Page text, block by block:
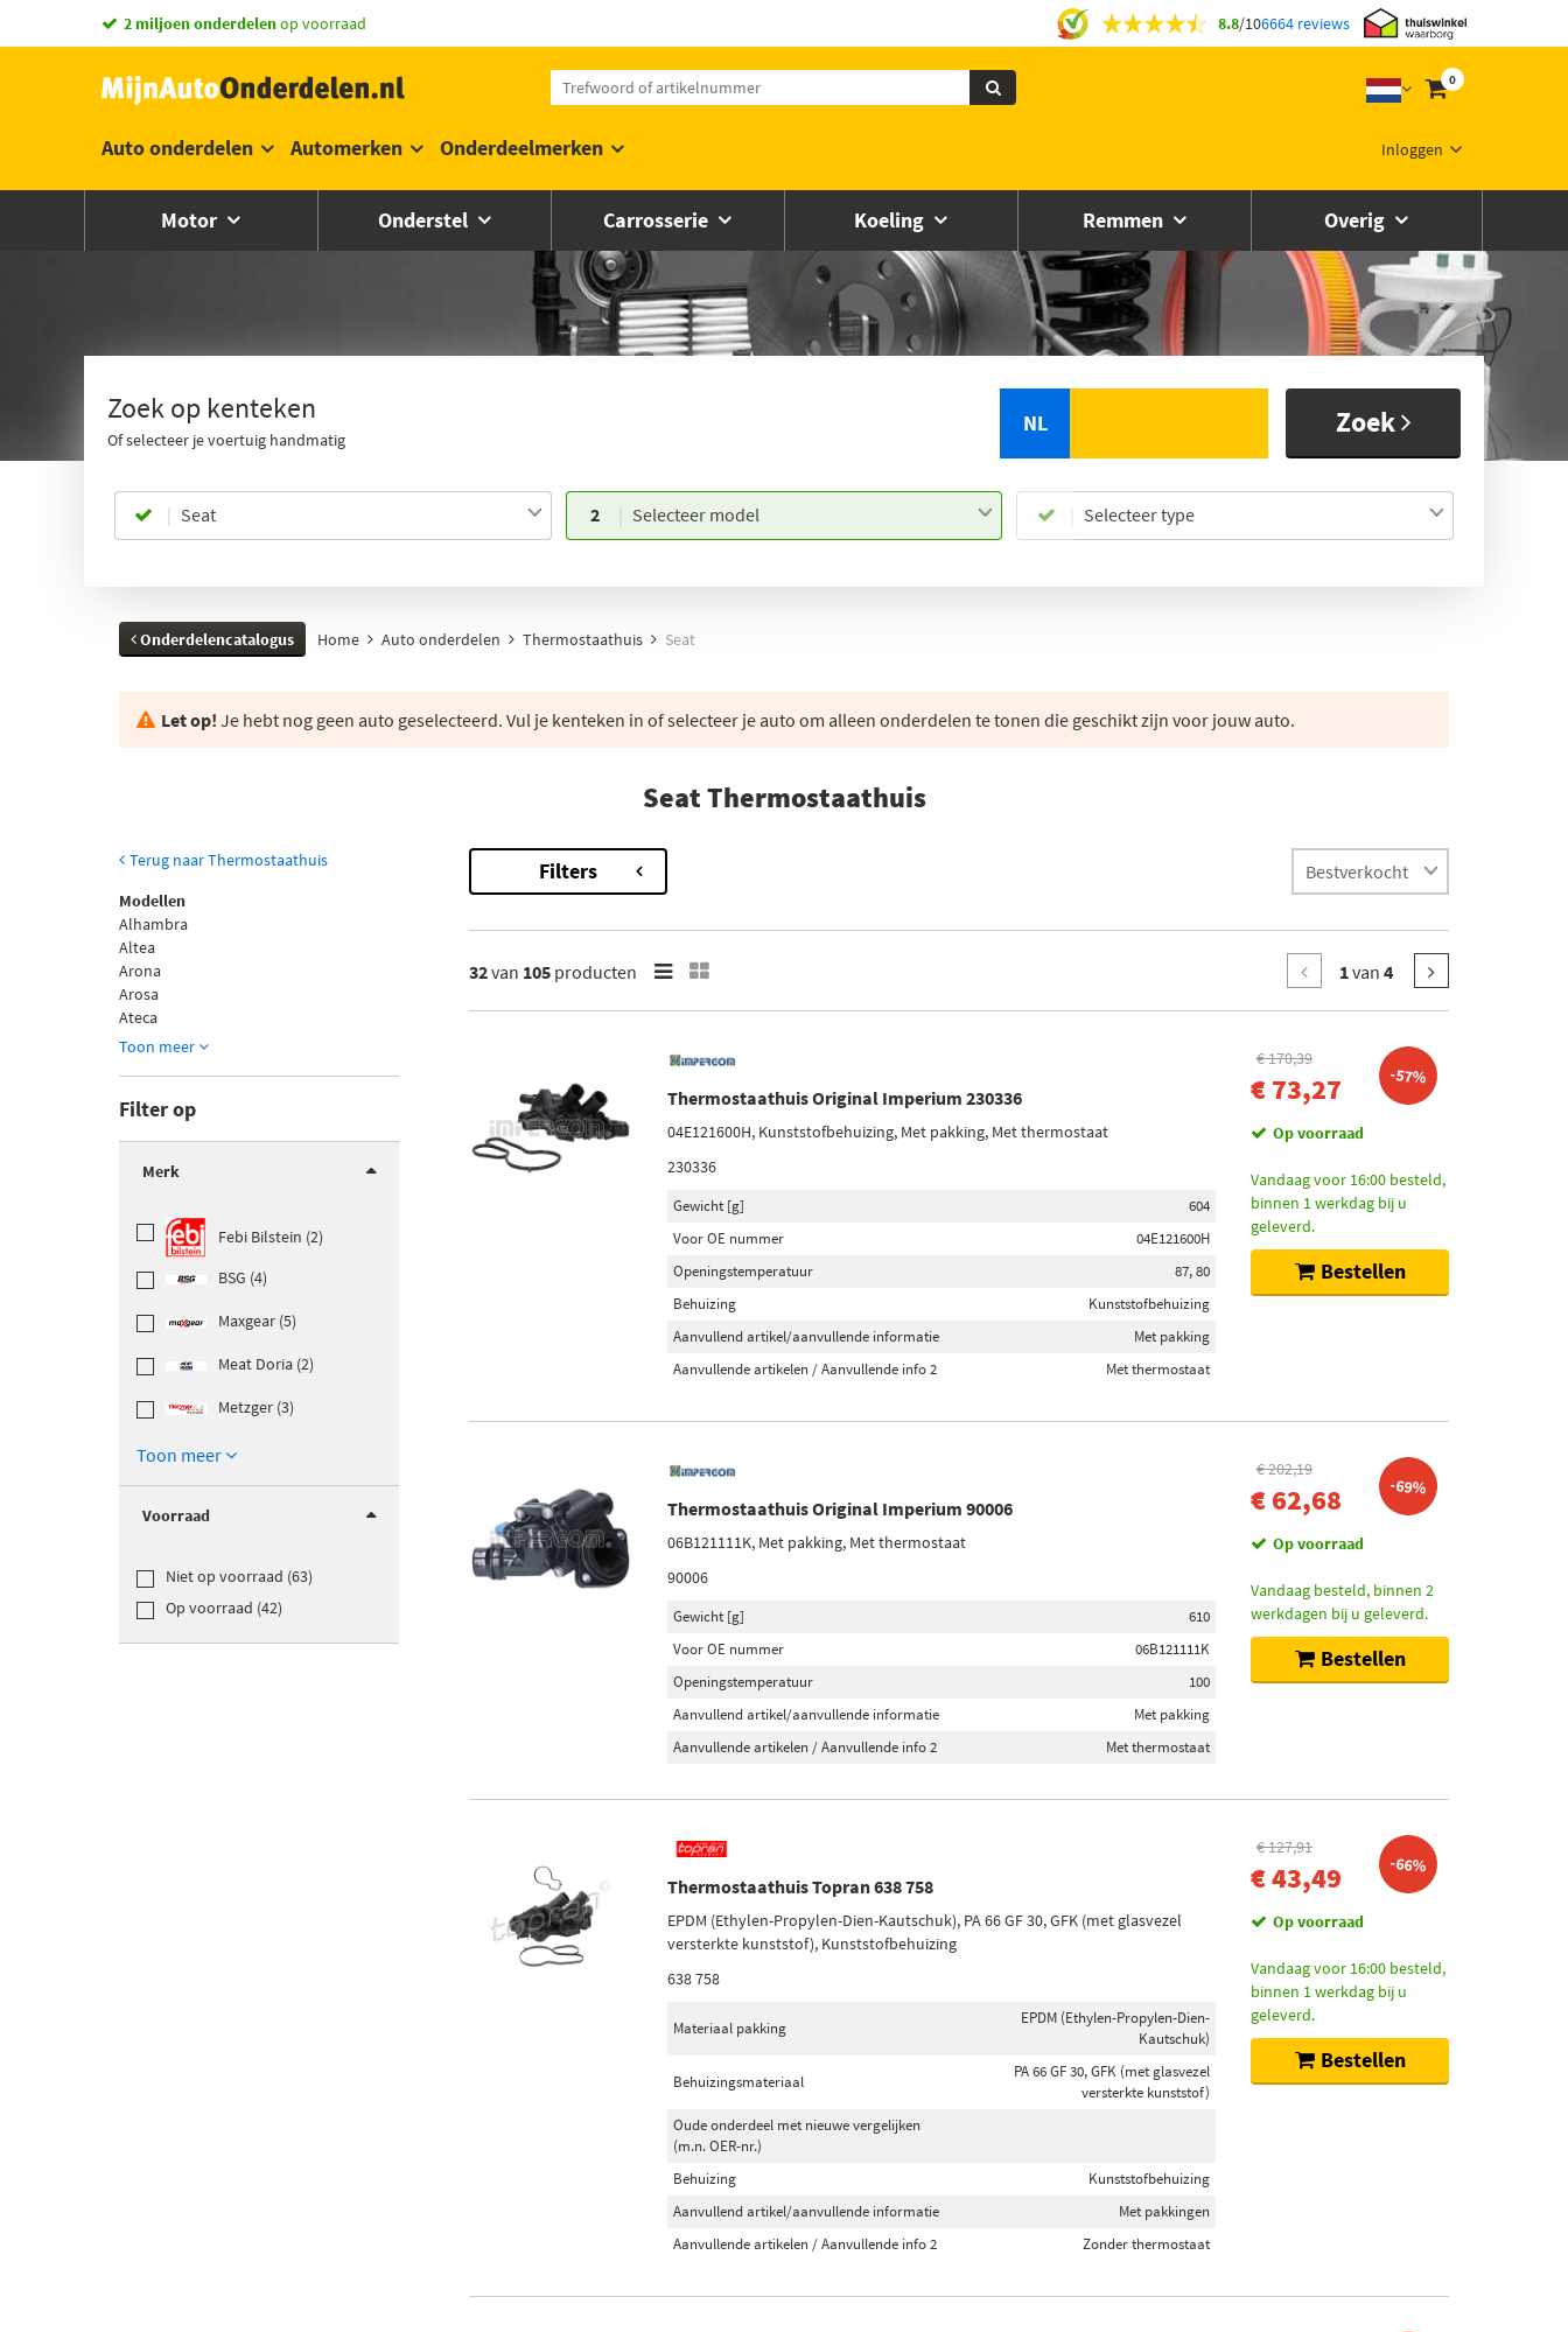
vandaag besteld,morgen in huis * 8.8/106664 reviews
0
Inloggen
Auto onderdelen Automerken Onderdeelmerken
Motor Onderstel Carrosserie Koeling Remmen Overig
Zoek op kenteken
Of selecteer je voertuig handmatig
NL Zoek
Seat 2 Selecteer model Selecteer type
Onderdelencatalogus Home Auto onderdelen Thermostaathuis Seat
Let op! Je hebt nog geen auto geselecteerd. Vul je kenteken in of selecteer je auto om alleen onderdelen te tonen die geschikt zijn voor jouw auto.
Seat Thermostaathuis
Terug naar Thermostaathuis
Modellen
Alhambra
Altea
Arona
Arosa
Ateca
Toon meer
Filter op
Merk
Febi Bilstein (2)
BSG (4)
Maxgear (5)
Meat Doria (2)
Metzger (3)
Toon meer
Voorraad
Niet op voorraad (63)
Op voorraad (42)
Filters
32van 105 producten 1van 4
Thermostaathuis Original Imperium 230336
04E121600H, Kunststofbehuizing, Met pakking, Met thermostaat
230336
Gewicht [g]
604
Voor OE nummer
04E121600H
Openingstemperatuur
87, 80
Behuizing
Kunststofbehuizing
Aanvullend artikel/aanvullende informatie
Met pakking
Aanvullende artikelen / Aanvullende info 2
Met thermostaat
€ 170,39
€ 73,27 -57%
Op voorraad
Vandaag voor 16:00 besteld,
binnen 1 werkdag bij u
geleverd.
Bestellen
Thermostaathuis Original Imperium 90006
06B121111K, Met pakking, Met thermostaat
90006
Gewicht [g]
610
Voor OE nummer
06B121111K
Openingstemperatuur
100
Aanvullend artikel/aanvullende informatie
Met pakking
Aanvullende artikelen / Aanvullende info 2
Met thermostaat
€ 202,19
€ 62,68 -69%
Op voorraad
Vandaag besteld, binnen 2
werkdagen bij u geleverd.
Bestellen
Thermostaathuis Topran 638 758
EPDM (Ethylen-Propylen-Dien-Kautschuk), PA 66 GF 30, GFK (met glasvezel
versterkte kunststof), Kunststofbehuizing
638 758
Materiaal pakking
EPDM (Ethylen-Propylen-Dien-
Kautschuk)
Behuizingsmateriaal
PA 66 GF 30, GFK (met glasvezel
versterkte kunststof)
Oude onderdeel met nieuwe vergelijken
(m.n. OER-nr.)
Behuizing
Kunststofbehuizing
Aanvullend artikel/aanvullende informatie
Met pakkingen
Aanvullende artikelen / Aanvullende info 2
Zonder thermostaat
€ 127,91
€ 43,49 -66%
Op voorraad
Vandaag voor 16:00 besteld,
binnen 1 werkdag bij u
geleverd.
Bestellen